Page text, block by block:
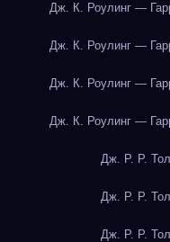
Дж. К. Роулинг —
Дж. К. Роулинг —
Дж. К. Роулинг —
Дж. К. Роулинг —
Дж. Р. Р.
Дж. Р. Р.
Дж. Р. Р.